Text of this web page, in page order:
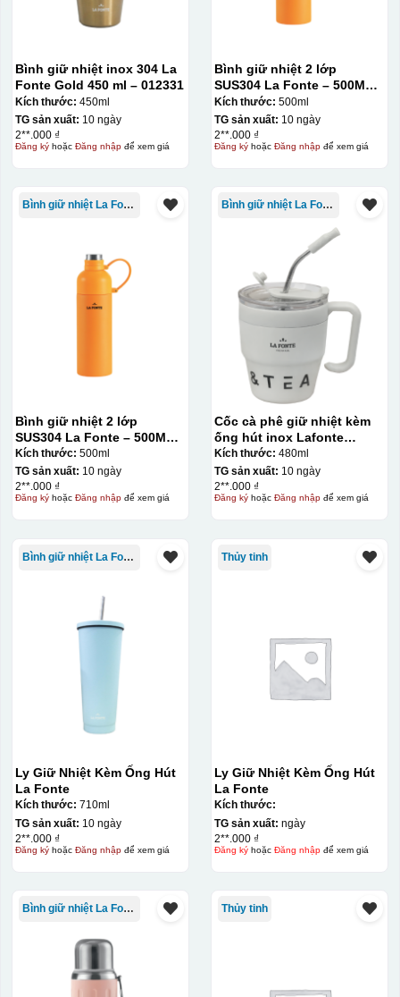
Bình giữ nhiệt inox 304 La
Fonte Gold 450 ml – 012331
Kích thước: 450ml
TG sản xuất: 10 ngày
2**.000 ₫
Đăng kýhoặc Đăng nhậpđể xem giá
Bình giữ nhiệt 2 lớp
SUS304 La Fonte – 500ML –
012737
Kích thước: 500ml
TG sản xuất: 10 ngày
2**.000 ₫
Đăng kýhoặc Đăng nhậpđể xem giá
Bình giữ nhiệt La Fonte
Bình giữ nhiệt 2 lớp
SUS304 La Fonte – 500ML –
012737
Kích thước: 500ml
TG sản xuất: 10 ngày
2**.000 ₫
Đăng kýhoặc Đăng nhậpđể xem giá
Bình giữ nhiệt La Fonte
Cốc cà phê giữ nhiệt kèm
ống hút inox Lafonte
480ML – 012782
Kích thước: 480ml
TG sản xuất: 10 ngày
2**.000 ₫
Đăng kýhoặc Đăng nhậpđể xem giá
Bình giữ nhiệt La Fonte
Ly Giữ Nhiệt Kèm Ống Hút
La Fonte
Kích thước: 710ml
TG sản xuất: 10 ngày
2**.000 ₫
Đăng kýhoặc Đăng nhậpđể xem giá
Thủy tinh
Ly Giữ Nhiệt Kèm Ống Hút
La Fonte
Kích thước:
TG sản xuất: ngày
2**.000 ₫
Đăng kýhoặc Đăng nhậpđể xem giá
Bình giữ nhiệt La Fonte Thủy tinh